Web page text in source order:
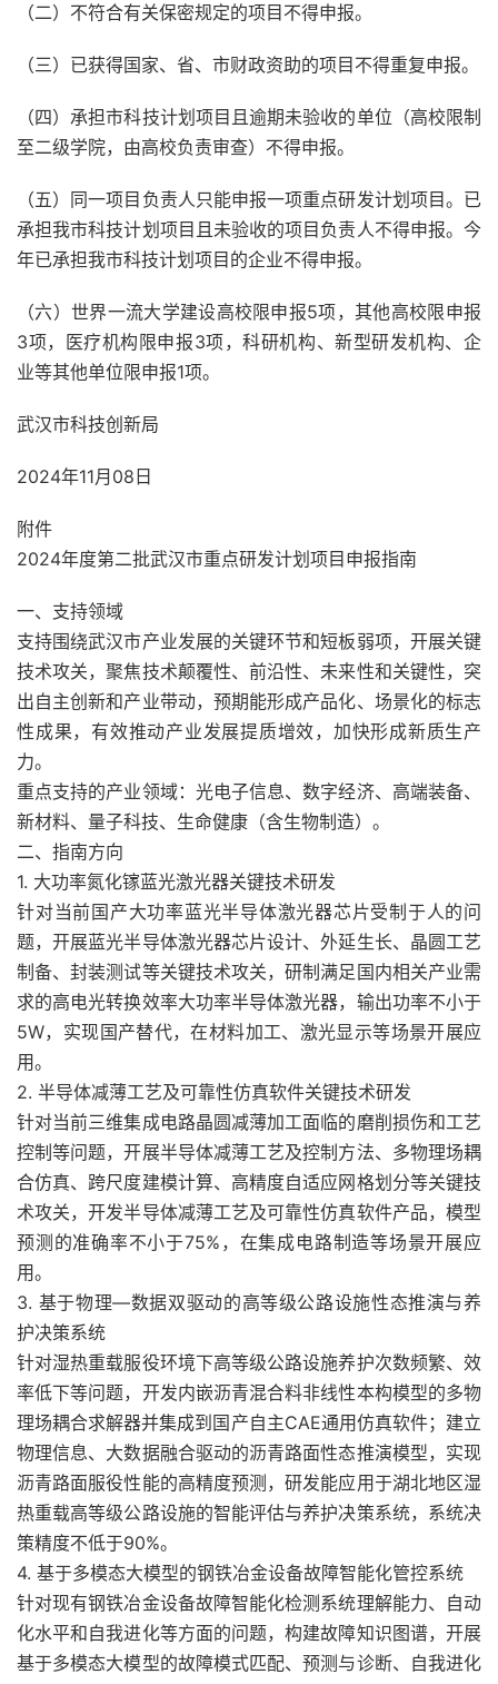
（二）不符合有关保密规定的项目不得申报。
（三）已获得国家、省、市财政资助的项目不得重复申报。
（四）承担市科技计划项目且逾期未验收的单位（高校限制
至二级学院，由高校负责审查）不得申报。
（五）同一项目负责人只能申报一项重点研发计划项目。已
承担我市科技计划项目且未验收的项目负责人不得申报。今
年已承担我市科技计划项目的企业不得申报。
（六）世界一流大学建设高校限申报5项，其他高校限申报
3项，医疗机构限申报3项，科研机构、新型研发机构、企
业等其他单位限申报1项。
武汉市科技创新局
2024年11月08日
附件
2024年度第二批武汉市重点研发计划项目申报指南
一、支持领域
支持围绕武汉市产业发展的关键环节和短板弱项，开展关键
技术攻关，聚焦技术颠覆性、前沿性、未来性和关键性，突
出自主创新和产业带动，预期能形成产品化、场景化的标志
性成果，有效推动产业发展提质增效，加快形成新质生产
力。
重点支持的产业领域：光电子信息、数字经济、高端装备、
新材料、量子科技、生命健康（含生物制造）。
二、指南方向
1. 大功率氮化镓蓝光激光器关键技术研发
针对当前国产大功率蓝光半导体激光器芯片受制于人的问
题，开展蓝光半导体激光器芯片设计、外延生长、晶圆工艺
制备、封装测试等关键技术攻关，研制满足国内相关产业需
求的高电光转换效率大功率半导体激光器，输出功率不小于
5W，实现国产替代，在材料加工、激光显示等场景开展应
用。
2. 半导体减薄工艺及可靠性仿真软件关键技术研发
针对当前三维集成电路晶圆减薄加工面临的磨削损伤和工艺
控制等问题，开展半导体减薄工艺及控制方法、多物理场耦
合仿真、跨尺度建模计算、高精度自适应网格划分等关键技
术攻关，开发半导体减薄工艺及可靠性仿真软件产品，模型
预测的准确率不小于75%，在集成电路制造等场景开展应
用。
3. 基于物理—数据双驱动的高等级公路设施性态推演与养
护决策系统
针对湿热重载服役环境下高等级公路设施养护次数频繁、效
率低下等问题，开发内嵌沥青混合料非线性本构模型的多物
理场耦合求解器并集成到国产自主CAE通用仿真软件；建立
物理信息、大数据融合驱动的沥青路面性态推演模型，实现
沥青路面服役性能的高精度预测，研发能应用于湖北地区湿
热重载高等级公路设施的智能评估与养护决策系统，系统决
策精度不低于90%。
4. 基于多模态大模型的钢铁冶金设备故障智能化管控系统
针对现有钢铁冶金设备故障智能化检测系统理解能力、自动
化水平和自我进化等方面的问题，构建故障知识图谱，开展
基于多模态大模型的故障模式匹配、预测与诊断、自我进化